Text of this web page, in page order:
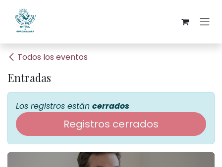
Ir al contenido
Todos los eventos
Entradas
Los registros están cerrados
Registros cerrados